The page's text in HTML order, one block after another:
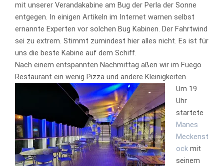
mit unserer Verandakabine am Bug der Perla der Sonne
entgegen. In einigen Artikeln im Internet warnen selbst
ernannte Experten vor solchen Bug Kabinen. Der Fahrtwind
sei zu extrem. Stimmt zumindest hier alles nicht. Es ist für
uns die beste Kabine auf dem Schiff.
Nach einem entspannten Nachmittag aßen wir im Fuego
Restaurant ein wenig Pizza und andere Kleinigkeiten.
Um 19
Uhr
startete
Manes
Meckenst
ockmit
seinem